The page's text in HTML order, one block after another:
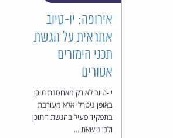
אירופה: יו-טיוב
אחראית על הגשת
תכני הימורים
אסורים
יו-טיוב לא רק מאחסנת תוכן
באופן ניטרלי אלא מעורבת
בתפקיד פעיל בהגשת התוכן
ולכן נושאת ...